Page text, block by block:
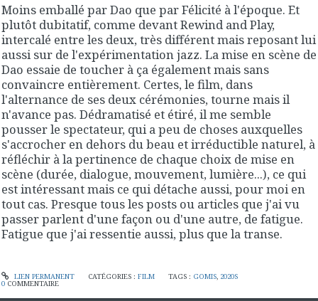
Moins emballé par Dao que par Félicité à l'époque. Et
plutôt dubitatif, comme devant Rewind and Play,
intercalé entre les deux, très différent mais reposant lui
aussi sur de l'expérimentation jazz. La mise en scène de
Dao essaie de toucher à ça également mais sans
convaincre entièrement. Certes, le film, dans
l'alternance de ses deux cérémonies, tourne mais il
n'avance pas. Dédramatisé et étiré, il me semble
pousser le spectateur, qui a peu de choses auxquelles
s'accrocher en dehors du beau et irréductible naturel, à
réfléchir à la pertinence de chaque choix de mise en
scène (durée, dialogue, mouvement, lumière...), ce qui
est intéressant mais ce qui détache aussi, pour moi en
tout cas. Presque tous les posts ou articles que j'ai vu
passer parlent d'une façon ou d'une autre, de fatigue.
Fatigue que j'ai ressentie aussi, plus que la transe.
LIEN PERMANENT CATÉGORIES : FILM TAGS : GOMIS, 2020S
0 COMMENTAIRE